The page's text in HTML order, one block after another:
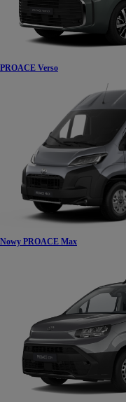
PROACE Verso
Nowy PROACE Max